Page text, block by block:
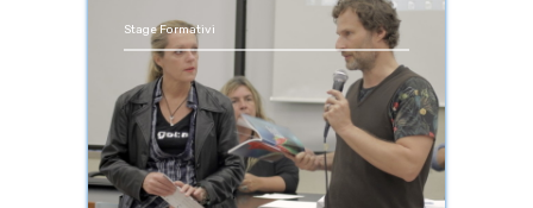
Stage Formativi